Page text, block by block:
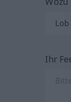
Ihr